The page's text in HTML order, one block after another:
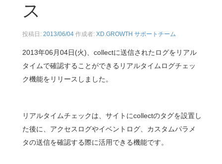
ス
投稿日: 2013/06/04作成者: XD.GROWTH サポートチーム
2013年06月04日(火)、collectに送信されたログをリアル
タイムで確認することができるリアルタイムログチェッ
ク機能をリリースしました。
リアルタイムチェックは、サイトにcollectのタグを設置し
た後に、アクセスログやイベントログ、カスタムパラメ
タの送信を確認する際に活用できる機能です。